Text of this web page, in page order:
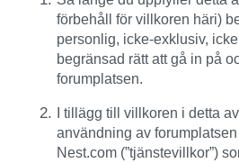
förbehåll för villkoren häri)
personlig, icke-exklusiv,
begränsad rätt att gå in på
forumplatsen.
I tillägg till villkoren i detta
användning av
Nest.com (”tjänstevillkor”)